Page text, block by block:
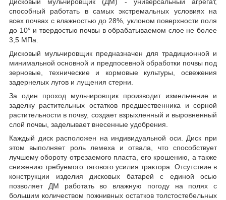
способный работать в самых экстремальных условиях на
всех почвах с влажностью до 28%, уклоном поверхности поля
до 10° и твердостью почвы в обрабатываемом слое не более
3,5 МПа.
Дисковый мульчировщик предназначен для традиционной и
минимальной основной и предпосевной обработки почвы под
зерновые, технические и кормовые культуры, освежения
задернелых лугов и лущения стерни.
За один проход мульчировщик производит измельчение и
заделку растительных остатков предшественника и сорной
растительности в почву, создает взрыхленный и выровненный
слой почвы, заделывает внесенные удобрения.
Каждый диск расположен на индивидуальной оси. Диск при
этом выполняет роль лемеха и отвала, что способствует
лучшему обороту отрезаемого пласта, его крошению, а также
снижению требуемого тягового усилия трактора. Отсутствие в
конструкции изделия дисковых батарей с единой осью
позволяет ДМ работать во влажную погоду на полях с
большим количеством пожнивных остатков толстостебельных